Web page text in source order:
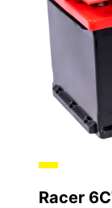
Racer